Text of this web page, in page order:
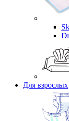
Для взрослых